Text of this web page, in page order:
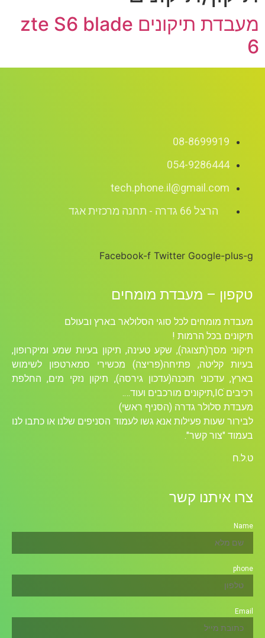
מעבדת תיקונים zte S6 blade
6
08-8699919
054-9286444
tech.phone.il@gmail.com
הרצל 66 גדרה - תחנה מרכזית אגד
Facebook-f Twitter Google-plus-g
טקפון – מעבדת מומחים
מעבדת מומחים לכל סוגי הסלולאר בארץ ובעולם
תיקונים בכל הרמות !
תיקוני מסך(תצוגה), שקע טעינה, תיקון בעיות שמע ומיקרופון,
בעיות קליטה, פתיחה(פריצה) מכשירי סמארטפון לשימוש
בארץ, עדכוני תוכנה(עדכון גירסה), תיקון נזקי מים, החלפת
רכיבים ICׁ,תיקונים מורכבים ועוד….
מעבדת סלולר גדרה (הסניף ראשי)
לבירור שעות פעילות אנא גשו לעמוד הסניפים שלנו או כתבו לנו
בעמוד "צור קשר".
ט.ל.ח
צרו איתנו קשר
Name
phone
Email